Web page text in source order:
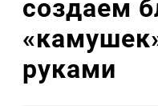
создаем
руками